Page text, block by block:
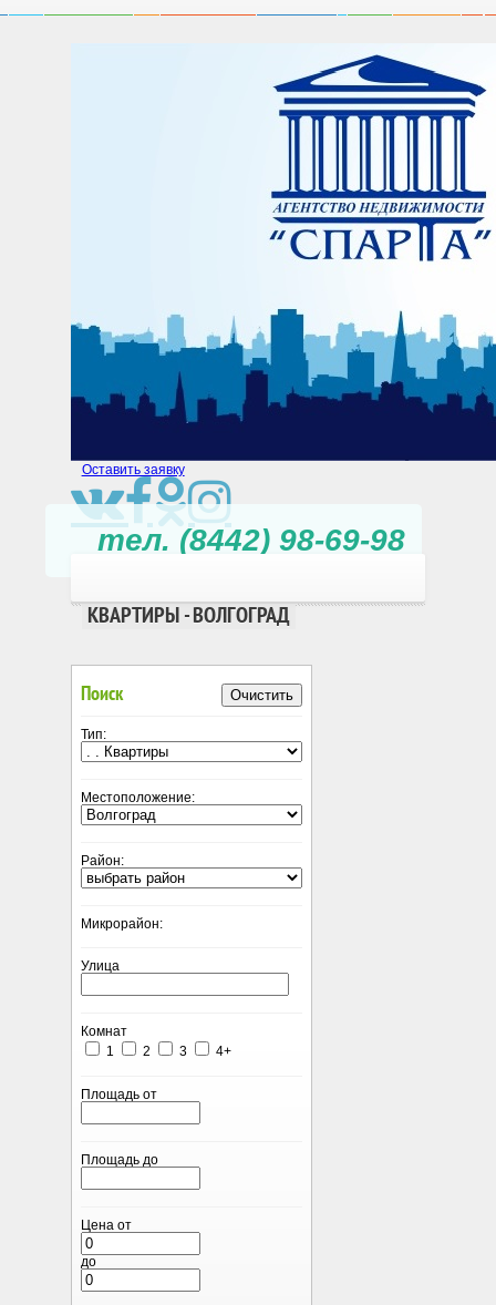
Оставить заявку
тел. (8442) 98-69-98
КВАРТИРЫ - ВОЛГОГРАД
Поиск Очистить
Тип:
Местоположение:
Район:
Микрорайон:
Улица
Комнат
1
2 3 4+
Площадь от
Площадь до
Цена от
до